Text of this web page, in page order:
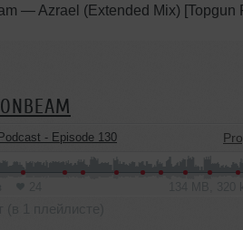
— Azrael (Extended Mix) [Topgun
- Episode 130